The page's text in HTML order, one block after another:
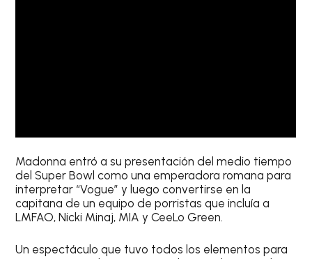
Madonna entró a su presentación del medio tiempo
del Super Bowl como una emperadora romana para
interpretar “Vogue” y luego convertirse en la
capitana de un equipo de porristas que incluía a
LMFAO, Nicki Minaj, MIA y CeeLo Green.
Un espectáculo que tuvo todos los elementos para